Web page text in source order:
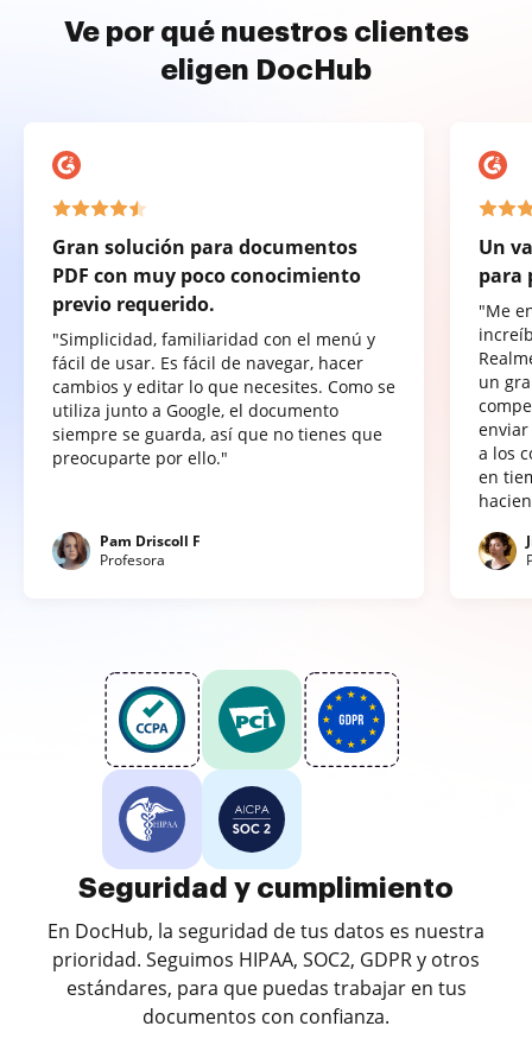
Ve por qué nuestros clientes
eligen DocHub
Gran solución para documentos
PDF con muy poco conocimiento
previo requerido.
"Simplicidad, familiaridad con el menú y
fácil de usar. Es fácil de navegar, hacer
cambios y editar lo que necesites. Como se
utiliza junto a Google, el documento
siempre se guarda, así que no tienes que
preocuparte por ello."
Pam Driscoll F
Profesora
Un
para
"Me
un
a los
en
Seguridad y cumplimiento
En DocHub, la seguridad de tus datos es nuestra
prioridad. Seguimos HIPAA, SOC2, GDPR y otros
estándares, para que puedas trabajar en tus
documentos con confianza.